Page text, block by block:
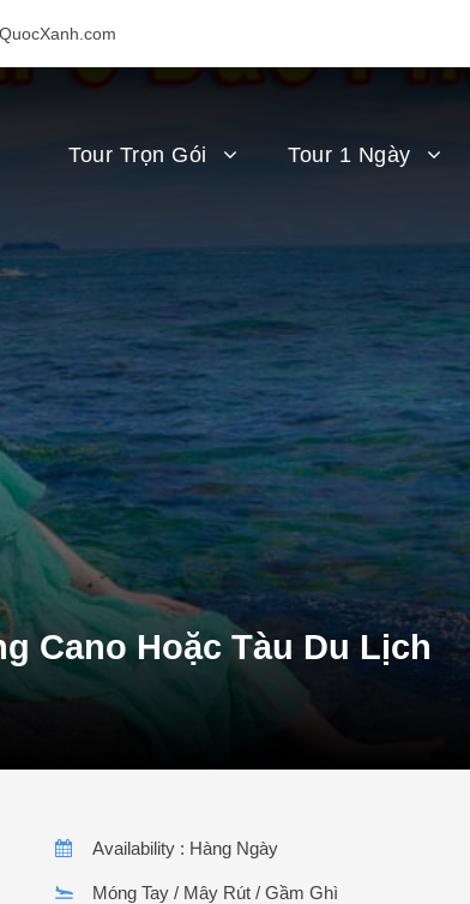
Tour Trọn Gói Tour 1 Ngày
Cano Hoặc Tàu Du Lịch
Availability : Hàng Ngày
Móng Tay / Mây Rút / Gầm Ghì